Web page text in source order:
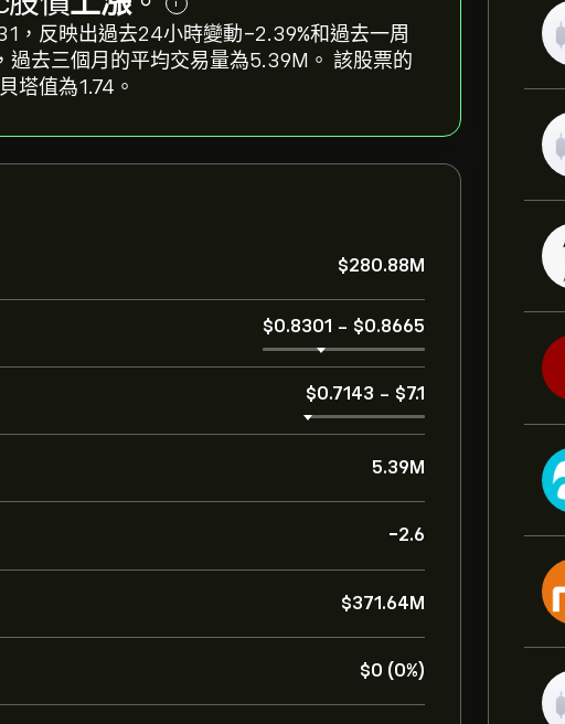
i
，反映出過去24小時變動‎-2.39‎%和過去一周
過去三個月的平均交易量為5.39M。 該股票的
塔值為1.74。
‎$‎280.88M
‎$‎0.8301 - ‎$‎0.8665
‎$‎0.7143 - ‎$‎7.1
5.39M
-2.6
‎$‎371.64M
‎$‎0 (0%)